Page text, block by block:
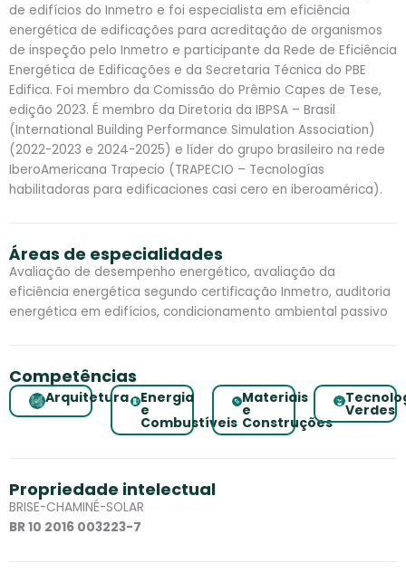
de edifícios do Inmetro e foi especialista em eficiência
energética de edificações para acreditação de organismos
de inspeção pelo Inmetro e participante da Rede de Eficiência
Energética de Edificações e da Secretaria Técnica do PBE
Edifica. Foi membro da Comissão do Prêmio Capes de Tese,
edição 2023. É membro da Diretoria da IBPSA – Brasil
(International Building Performance Simulation Association)
(2022-2023 e 2024-2025) e líder do grupo brasileiro na rede
IberoAmericana Trapecio (TRAPECIO – Tecnologías
habilitadoras para edificaciones casi cero en iberoamérica).
Áreas de especialidades
Avaliação de desempenho energético, avaliação da
eficiência energética segundo certificação Inmetro, auditoria
energética em edifícios, condicionamento ambiental passivo
Competências
Arquitetura Energia
e
Combustíveis
Materiais
e
Construções
Verdes
Propriedade intelectual
BRISE-CHAMINÉ-SOLAR
BR 10 2016 003223-7